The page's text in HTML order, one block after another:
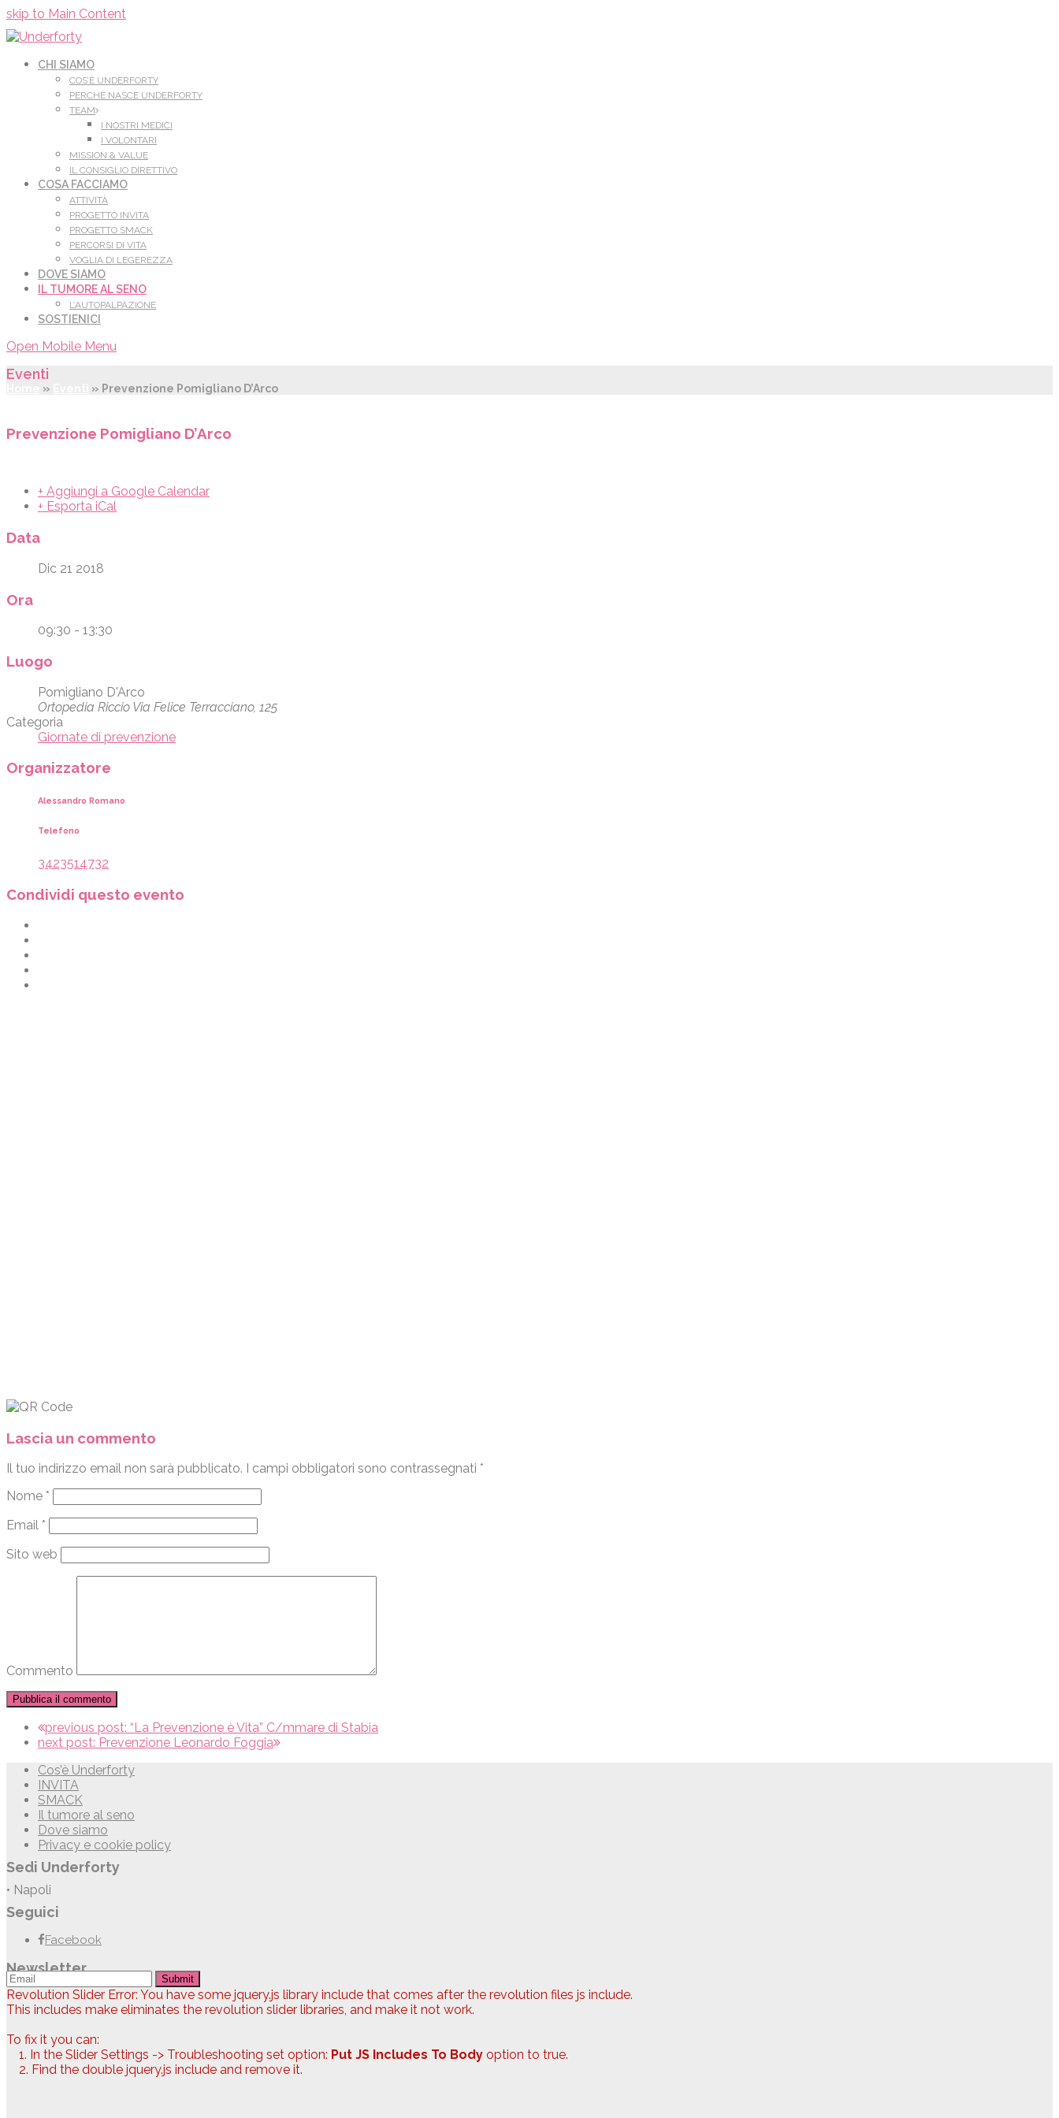
skip to Main Content
CHI SIAMO
COS’È UNDERFORTY
PERCHÈ NASCE UNDERFORTY
TEAM
I NOSTRI MEDICI
I VOLONTARI
MISSION & VALUE
IL CONSIGLIO DIRETTIVO
COSA FACCIAMO
ATTIVITÀ
PROGETTO INVITA
PROGETTO SMACK
PERCORSI DI VITA
VOGLIA DI LEGEREZZA
DOVE SIAMO
IL TUMORE AL SENO
L’AUTOPALPAZIONE
SOSTIENICI
Open Mobile Menu
Eventi
» » Prevenzione Pomigliano D’Arco
Prevenzione Pomigliano D’Arco
+ Aggiungi a Google Calendar
+ Esporta iCal
Data
Dic 21 2018
Ora
09:30 - 13:30
Luogo
Pomigliano D'Arco
Ortopedia Riccio Via Felice Terracciano, 125
Categoria
Giornate di prevenzione
Organizzatore
Alessandro Romano
Telefono
3423514732
Condividi questo evento
Lascia un commento
Il tuo indirizzo email non sarà pubblicato. I campi obbligatori sono contrassegnati *
Nome *
Email *
Sito web
Commento
previous post: “La Prevenzione è Vita” C/mmare di Stabia
next post: Prevenzione Leonardo Foggia
Cos’è Underforty
INVITA
SMACK
Il tumore al seno
Dove siamo
Privacy e cookie policy
Sedi Underforty
• Napoli
Seguici
Facebook
Newsletter
Submit
Revolution Slider Error: You have some jquery.js library include that comes after the revolution files js include.
This includes make eliminates the revolution slider libraries, and make it not work.
To fix it you can:
1. In the Slider Settings -> Troubleshooting set option: Put JS Includes To Body option to true.
2. Find the double jquery.js include and remove it.